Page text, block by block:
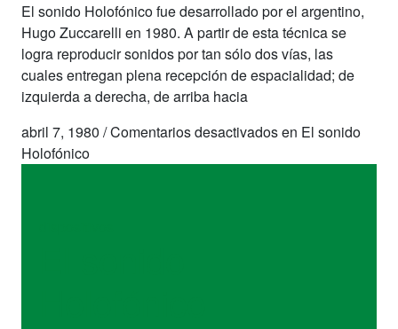
El sonido Holofónico fue desarrollado por el argentino,
Hugo Zuccarelli en 1980. A partir de esta técnica se
logra reproducir sonidos por tan sólo dos vías, las
cuales entregan plena recepción de espacialidad; de
izquierda a derecha, de arriba hacia
abril 7, 1980 /Comentarios desactivadosen El sonido
Holofónico